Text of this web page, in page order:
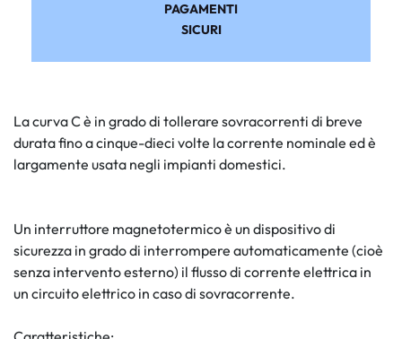
PAGAMENTI
SICURI
La curva C è in grado di tollerare sovracorrenti di breve
durata fino a cinque-dieci volte la corrente nominale ed è
largamente usata negli impianti domestici.
Un interruttore magnetotermico è un dispositivo di
sicurezza in grado di interrompere automaticamente (cioè
senza intervento esterno) il flusso di corrente elettrica in
un circuito elettrico in caso di sovracorrente.